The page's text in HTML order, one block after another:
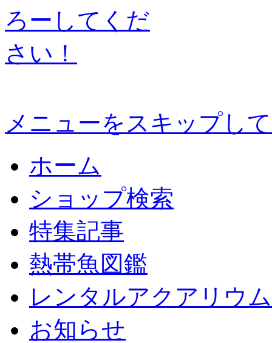
メニューをスキップし
ホーム
ショップ検索
特集記事
熱帯魚図鑑
レンタルアクアリウム
お知らせ